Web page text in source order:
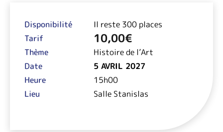
Disponibilité
Il reste 300 places
Tarif
10,00€
Thème
Histoire de l’Art
Date
5 AVRIL 2027
Heure
15h00
Lieu
Salle Stanislas